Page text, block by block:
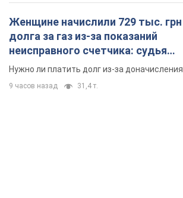
Женщине начислили 729 тыс. грн
долга за газ из-за показаний
неисправного счетчика: судья
вынес неожиданное решение
Нужно ли платить долг из-за доначисления
9 часов назад 31,4 т.